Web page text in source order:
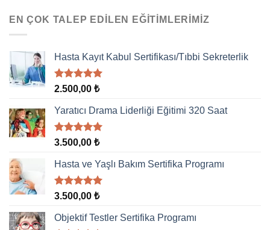
EN ÇOK TALEP EDILEN EĞITIMLERIMIZ
Hasta Kayıt Kabul Sertifikası/Tıbbi Sekreterlik
5 üzerinden
aldı
2.500,00 ₺
Yaratıcı Drama Liderliği Eğitimi 320 Saat
5 üzerinden
aldı
3.500,00 ₺
Hasta ve Yaşlı Bakım Sertifika Programı
5 üzerinden
aldı
3.500,00 ₺
Objektif Testler Sertifika Programı